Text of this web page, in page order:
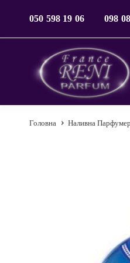
050 598 19 06 098
Головна Наливна